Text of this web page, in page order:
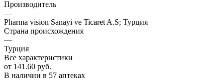
Производитель
—
Pharma vision Sanayi ve Ticaret A.S; Турция
Страна происхождения
—
Турция
Все характеристики
от 141.60 руб.
В наличии в 57 аптеках